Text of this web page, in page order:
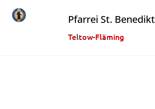
Pfarrei St. Benedikt
Teltow-Fläming